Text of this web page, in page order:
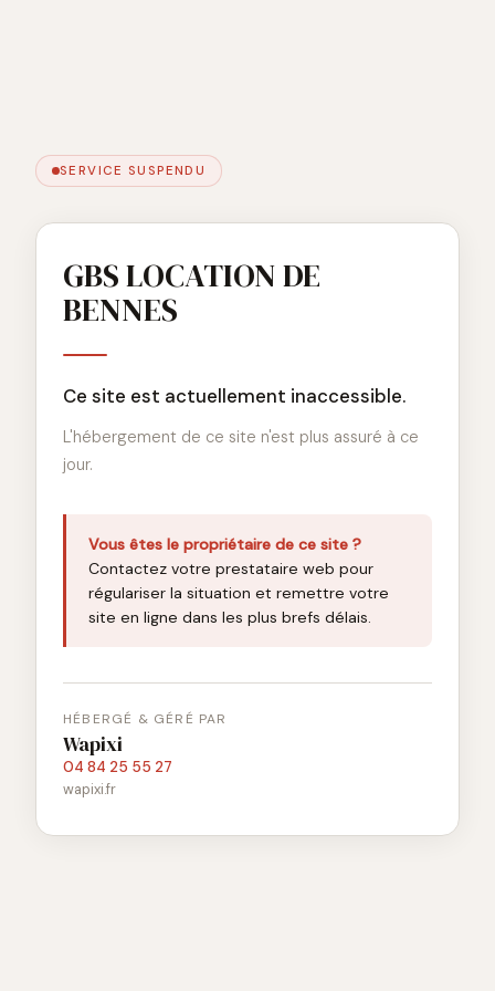
SERVICE SUSPENDU
GBS LOCATION DE
BENNES
Ce site est actuellement inaccessible.
L'hébergement de ce site n'est plus assuré à ce
jour.
Vous êtes le propriétaire de ce site ?
Contactez votre prestataire web pour
régulariser la situation et remettre votre
site en ligne dans les plus brefs délais.
HÉBERGÉ & GÉRÉ PAR
Wapixi
04 84 25 55 27
wapixi.fr